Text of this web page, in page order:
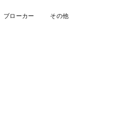
ブローカー その他